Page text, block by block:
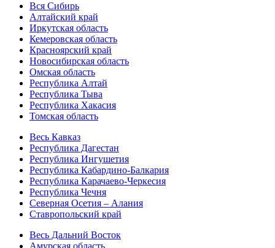
Вся Сибирь
Алтайский край
Иркутская область
Кемеровская область
Красноярский край
Новосибирская область
Омская область
Республика Алтай
Республика Тыва
Республика Хакасия
Томская область
Весь Кавказ
Республика Дагестан
Республика Ингушетия
Республика Кабардино-Балкария
Республика Карачаево-Черкесия
Республика Чечня
Северная Осетия – Алания
Ставропольский край
Весь Дальний Восток
Амурская область